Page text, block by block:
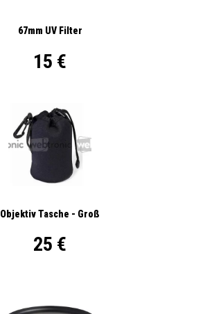
67mm UV Filter
15 €
Objektiv Tasche - Groß
25 €